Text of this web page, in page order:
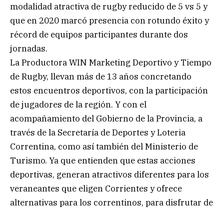
modalidad atractiva de rugby reducido de 5 vs 5 y
que en 2020 marcó presencia con rotundo éxito y
récord de equipos participantes durante dos
jornadas.
La Productora WIN Marketing Deportivo y Tiempo
de Rugby, llevan más de 13 años concretando
estos encuentros deportivos, con la participación
de jugadores de la región. Y con el
acompañamiento del Gobierno de la Provincia, a
través de la Secretaría de Deportes y Loteria
Correntina, como así también del Ministerio de
Turismo. Ya que entienden que estas acciones
deportivas, generan atractivos diferentes para los
veraneantes que eligen Corrientes y ofrece
alternativas para los correntinos, para disfrutar de